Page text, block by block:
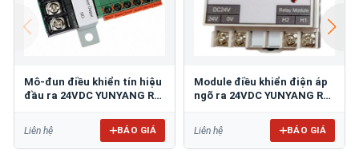
Mô-đun điều khiển tín hiệu
đầu ra 24VDC YUNYANG RY-
Liên hệ BÁO GIÁ
Module điều khiển điện áp
ngõ ra 24VDC YUNYANG RY-
Liên hệ BÁO GIÁ